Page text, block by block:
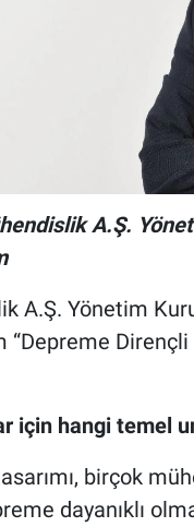
A.Ş.
A.Ş. Yönetim
“Depreme
için hangi temel
birçok
dayanıklı